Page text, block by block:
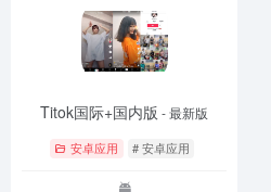
Titok国际+国内版 - 最新版
安卓应用 # 安卓应用